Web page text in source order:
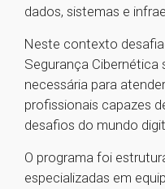
dados, sistemas e
Neste contexto
Segurança
necessária para
profissionais capazes
desafios do mundo
O programa foi
especializadas em